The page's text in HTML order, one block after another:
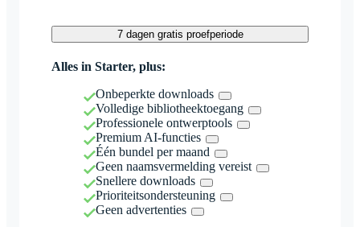
7 dagen gratis proefperiode
Alles in Starter, plus:
Onbeperkte downloads
Volledige bibliotheektoegang
Professionele ontwerptools
Premium AI-functies
Één bundel per maand
Geen naamsvermelding vereist
Snellere downloads
Prioriteitsondersteuning
Geen advertenties